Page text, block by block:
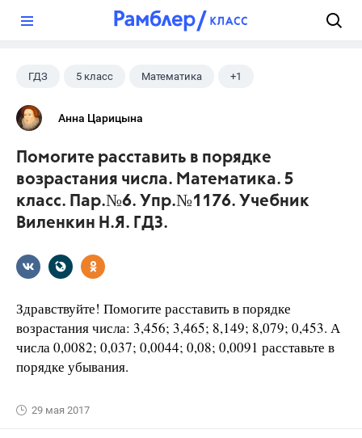
ГДЗ 5 класс Математика +1
Виленкин Н.Я.
Анна Царицына
Помогите расставить в порядке
возрастания числа. Математика. 5
класс. Пар.№6. Упр.№1176. Учебник
Виленкин Н.Я. ГДЗ.
Здравствуйте! Помогите расставить в порядке
возрастания числа: 3,456; 3,465; 8,149; 8,079; 0,453. А
числа 0,0082; 0,037; 0,0044; 0,08; 0,0091 расставьте в
порядке убывания.
29 мая 2017